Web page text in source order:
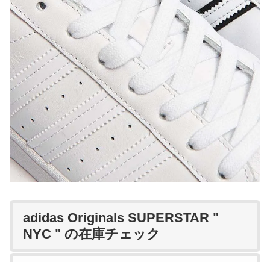
adidas Originals SUPERSTAR "
NYC " の在庫チェック